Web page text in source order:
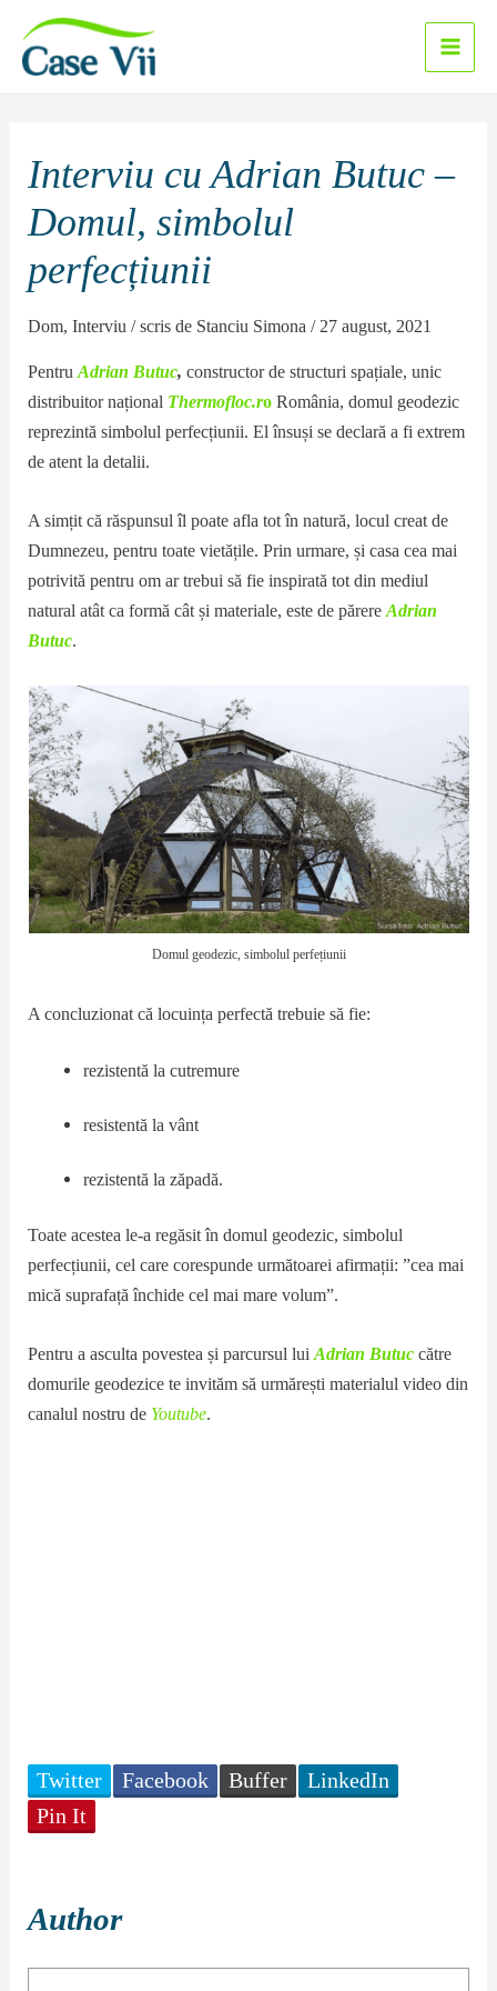
conținut
Main
Interviu cu Adrian Butuc –
Domul, simbolul
perfecțiunii
Dom,Interviu / scris de Stanciu Simona/27 august, 2021
PentruAdrian Butuc, constructor de structuri spațiale, unic
distribuitor național Thermofloc.ro România, domul geodezic
reprezintă simbolul perfecțiunii. El însuși se declară a fi extrem
de atent la detalii.
A simțit că răspunsul îl poate afla tot în natură, locul creat de
Dumnezeu, pentru toate vietățile. Prin urmare, și casa cea mai
potrivită pentru om ar trebui să fie inspirată tot din mediul
natural atât ca formă cât și materiale, este de părereAdrian
Butuc.
Domul geodezic, simbolul perfețiunii
A concluzionat că locuința perfectă trebuie să fie:
rezistentă la cutremure
resistentă la vânt
rezistentă la zăpadă.
Toate acestea le-a regăsit în domul geodezic, simbolul
perfecțiunii, cel care corespunde următoarei afirmații: ”cea mai
mică suprafață închide cel mai mare volum”.
Pentru a asculta povestea și parcursul luiAdrian Butuc către
domurile geodezice te invităm să urmărești materialul video din
canalul nostru de Youtube.
Twitter Facebook Buffer
LinkedIn
Pin It
Author